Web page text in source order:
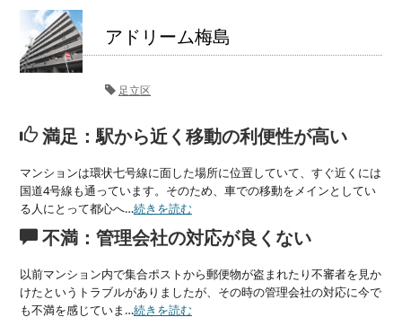
アドリーム梅島
足立区
満足：駅から近く移動の利便性が高い
マンションは環状七号線に面した場所に位置していて、すぐ近くには
国道4号線も通っています。そのため、車での移動をメインとしてい
る人にとって都心へ…続きを読む
不満：管理会社の対応が良くない
以前マンション内で集合ポストから郵便物が盗まれたり不審者を見か
けたというトラブルがありましたが、その時の管理会社の対応に今で
も不満を感じていま…続きを読む